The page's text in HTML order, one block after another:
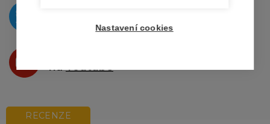
Nastavení cookies
naYoutube
RECENZE